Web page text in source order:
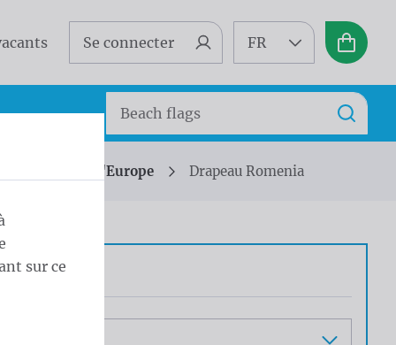
Se connecter FR
Panier
Search
de pays d'Europe Drapeau Romenia
sur ce